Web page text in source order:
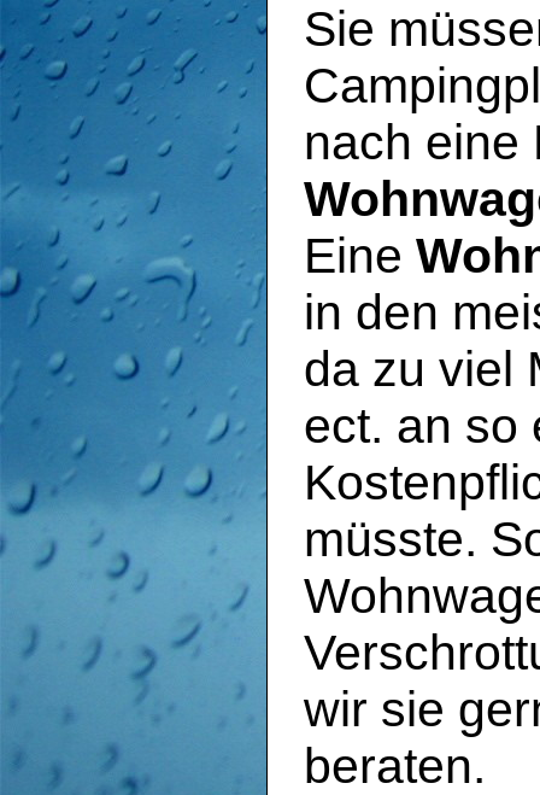
Sie
nach eine
Eine
in den
da zu viel
ect. an so
müsste.
wir sie
beraten.